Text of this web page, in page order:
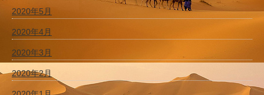
2020年5月
2020年4月
2020年3月
2020年2月